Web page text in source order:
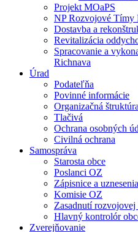
Projekt MOaPS
NP Rozvojové Tímy
Dostavba a
Revitalizácia
Spracovanie a
Richnava
Úrad
Podateľňa
Povinné informácie
Organizačná štruktúra
Tlačivá
Ochrana osobných
Civilná ochrana
Samospráva
Starosta obce
Poslanci OZ
Zápisnice a uznesenia
Komisie OZ
Zasadnutí rozvojovej
Hlavný kontrolór
Zverejňovanie